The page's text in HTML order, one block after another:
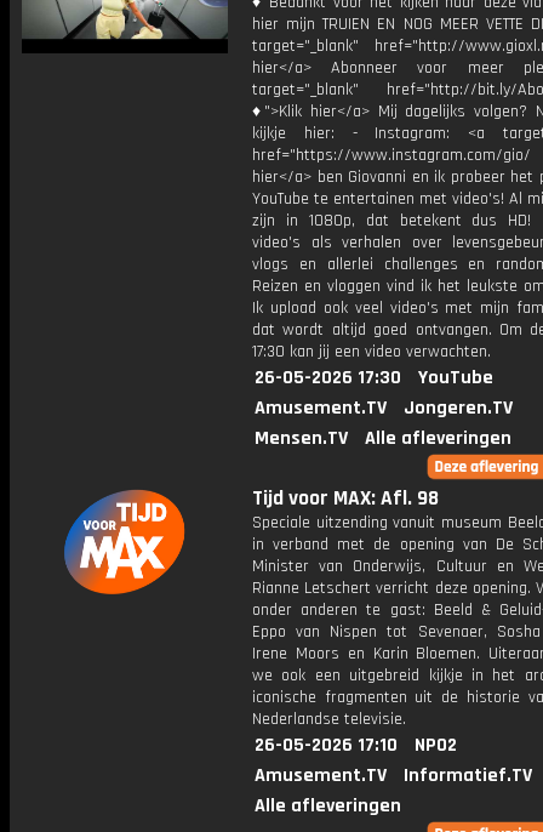
hier mijn TRUIEN EN NOG MEER VETTE
target="_blank" href="http://
hier</a> Abonneer voor meer
target="_blank" href="http://bit.ly/
♦">Klik hier</a> Mij dagelijks volgen?
kijkje hier: - Instagram: <a
href="https://www.instagram.com/
hier</a> ben Giovanni en ik probeer het
YouTube te entertainen met video's! Al
zijn in 1080p, dat betekent dus HD!
video's als verhalen over
vlogs en allerlei challenges en
Reizen en vloggen vind ik het leukste
Ik upload ook veel video's met mijn
dat wordt altijd goed ontvangen. Om
17:30 kan jij een video verwachten.
26-05-2026 17:30
YouTube
Amusement.TV
Jongeren.TV
Mensen.TV
Alle afleveringen
Tijd voor MAX: Afl. 98
Speciale uitzending vanuit museum
in verband met de opening van De
Minister van Onderwijs, Cultuur en
Rianne Letschert verricht deze opening.
onder anderen te gast: Beeld &
Eppo van Nispen tot Sevenaer,
Irene Moors en Karin Bloemen.
we ook een uitgebreid kijkje in het
iconische fragmenten uit de historie
Nederlandse televisie.
26-05-2026 17:10
NPO2
Amusement.TV
Informatief.TV
Alle afleveringen